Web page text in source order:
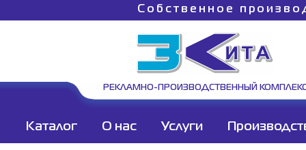
Собственное
РЕКЛАМНО-ПРОИЗВОДСТВЕННЫЙ
Каталог О нас Услуги